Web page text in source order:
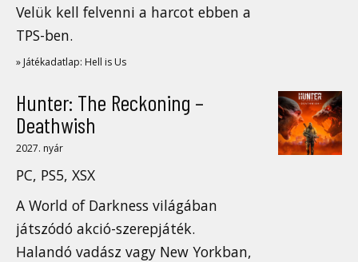
Velük kell felvenni a harcot ebben a
TPS-ben.
» Játékadatlap: Hell is Us
Hunter: The Reckoning –
Deathwish
2027. nyár
PC, PS5, XSX
A World of Darkness világában
játszódó akció-szerepjáték.
Halandó vadász vagy New Yorkban,